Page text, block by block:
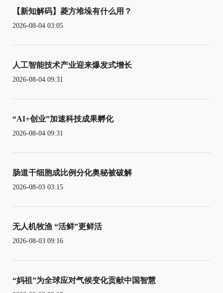
【新知解码】菱方堆垛有什么用？
2026-08-04 03:05
人工智能技术产业迎来爆发式增长
2026-08-04 09:31
“AI+创业”加速科技成果孵化
2026-08-04 09:31
肠道干细胞成比例分化奥秘被破解
2026-08-03 03:15
无人机牧渔 “活鲜”更鲜活
2026-08-03 09:16
“妈祖”为全球应对气候变化贡献中国智慧